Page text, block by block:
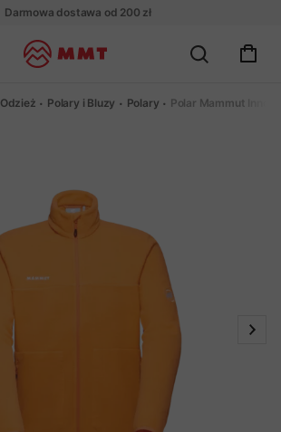
Darmowa dostawa od 200 zł
Odzież Polary i Bluzy Polary Polar Mammut